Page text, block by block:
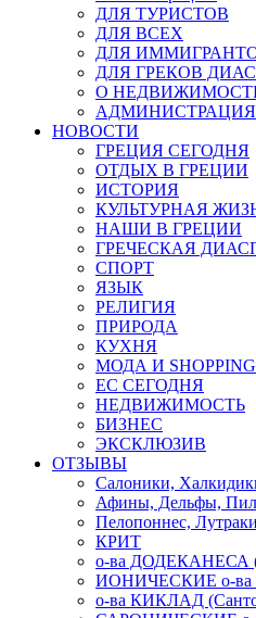
ДЛЯ ТУРИСТОВ
ДЛЯ ВСЕХ
ДЛЯ
ДЛЯ ГРЕКОВ
О
АДМИНИСТРАЦИЯ
НОВОСТИ
ГРЕЦИЯ СЕГОДНЯ
ОТДЫХ В ГРЕЦИИ
ИСТОРИЯ
КУЛЬТУРНАЯ
НАШИ В ГРЕЦИИ
ГРЕЧЕСКАЯ
СПОРТ
ЯЗЫК
РЕЛИГИЯ
ПРИРОДА
КУХНЯ
МОДА И SHOPPING
ЕС СЕГОДНЯ
НЕДВИЖИМОСТЬ
БИЗНЕС
ЭКСКЛЮЗИВ
ОТЗЫВЫ
Салоники,
Афины, Дельфы,
Пелопоннес, Лутраки
КРИТ
о-ва ДОДЕКАНЕСА
ИОНИЧЕСКИЕ о-ва
о-ва КИКЛАД